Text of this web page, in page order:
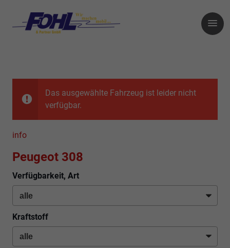
Das ausgewählte Fahrzeug ist leider nicht
verfügbar.
info
Peugeot 308
Verfügbarkeit, Art
Kraftstoff